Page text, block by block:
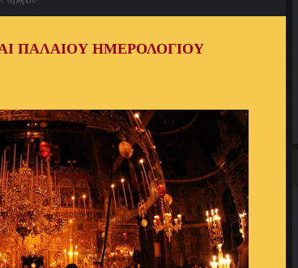
ΠΑΛΑΙΟΥ ΗΜΕΡΟΛΟΓΙΟΥ